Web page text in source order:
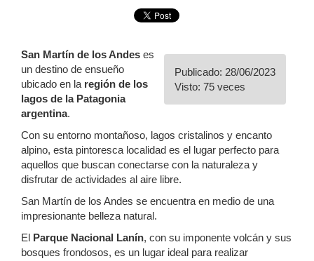
Publicado: 28/06/2023
Visto: 75 veces
San Martín de los Andes es
un destino de ensueño
ubicado en la región de los
lagos de la Patagonia
argentina.
Con su entorno montañoso, lagos cristalinos y encanto
alpino, esta pintoresca localidad es el lugar perfecto para
aquellos que buscan conectarse con la naturaleza y
disfrutar de actividades al aire libre.
San Martín de los Andes se encuentra en medio de una
impresionante belleza natural.
El Parque Nacional Lanín, con su imponente volcán y sus
bosques frondosos, es un lugar ideal para realizar